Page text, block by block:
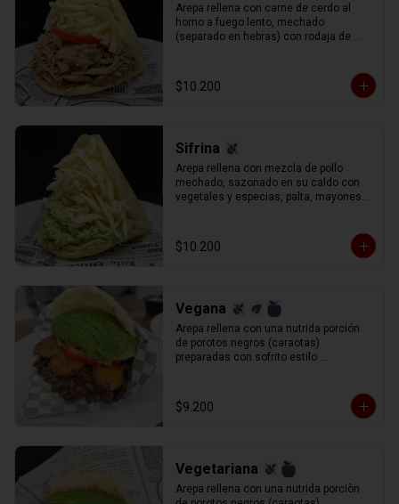
Arepa rellena con carne de cerdo al
horno a fuego lento, mechado
(separado en hebras) con rodaja de
$10.200
Sifrina
Arepa rellena con mezcla de pollo
mechado, sazonado en su caldo con
vegetales y especias, palta, mayonesa
gauda rallado.
$10.200
Vegana
Arepa rellena con una nutrida porción
de porotos negros (caraotas)
preparadas con sofrito estilo
$9.200
Vegetariana
Arepa rellena con una nutrida porciòn